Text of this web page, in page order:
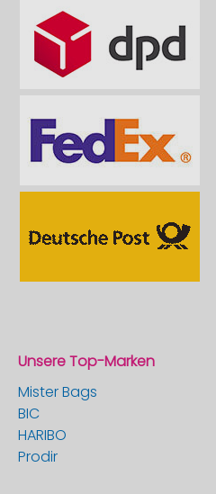
Unsere Top-Marken
Mister Bags
BIC
HARIBO
Prodir